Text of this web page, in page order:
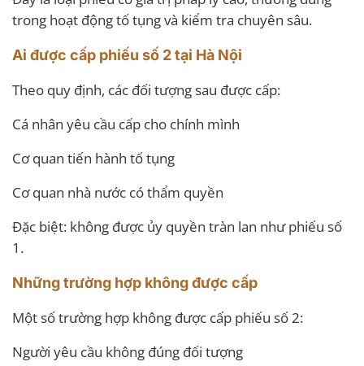
trong hoạt động tố tụng và kiểm tra chuyên sâu.
Ai được cấp phiếu số 2 tại Hà Nội
Theo quy định, các đối tượng sau được cấp:
Cá nhân yêu cầu cấp cho chính mình
Cơ quan tiến hành tố tụng
Cơ quan nhà nước có thẩm quyền
Đặc biệt: không được ủy quyền tràn lan như phiếu số
1.
Những trường hợp không được cấp
Một số trường hợp không được cấp phiếu số 2:
Người yêu cầu không đúng đối tượng